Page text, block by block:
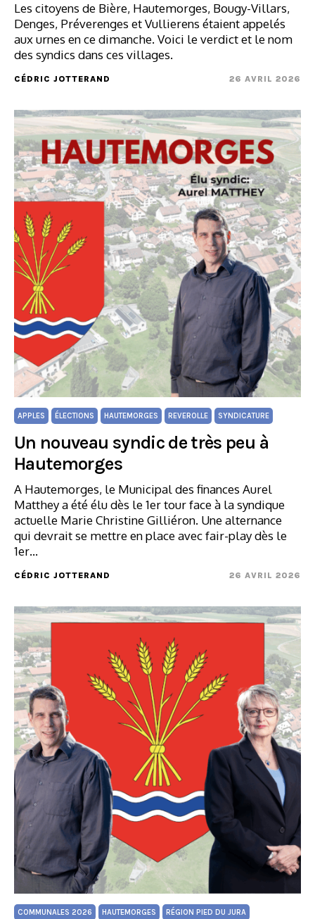
Les citoyens de Bière, Hautemorges, Bougy-Villars,
Denges, Préverenges et Vullierens étaient appelés
aux urnes en ce dimanche. Voici le verdict et le nom
des syndics dans ces villages.
CÉDRIC JOTTERAND 26 AVRIL 2026
APPLES ÉLECTIONS HAUTEMORGES REVEROLLE SYNDICATURE
Un nouveau syndic de très peu à
Hautemorges
A Hautemorges, le Municipal des finances Aurel
Matthey a été élu dès le 1er tour face à la syndique
actuelle Marie Christine Gilliéron. Une alternance
qui devrait se mettre en place avec fair-play dès le
1er…
CÉDRIC JOTTERAND 26 AVRIL 2026
COMMUNALES 2026 HAUTEMORGES RÉGION PIED DU JURA